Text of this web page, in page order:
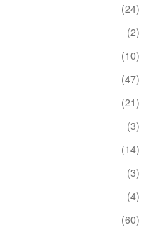
(24)
(2)
(10)
(47)
(21)
(3)
(14)
(3)
(4)
(60)